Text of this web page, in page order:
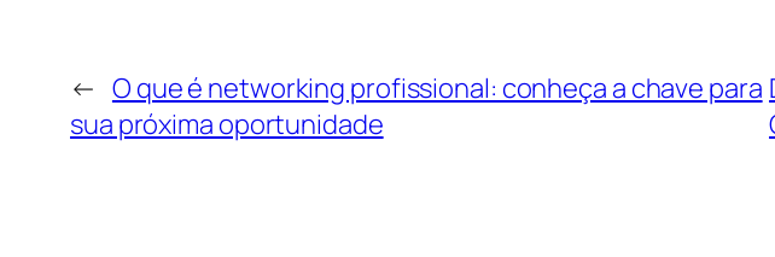
← O que é networking profissional: conheça a chave para
sua próxima oportunidade